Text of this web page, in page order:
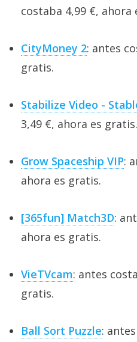
costaba 4,99 €, ahora
CityMoney 2: antes
gratis.
Stabilize Video -
3,49 €, ahora es gratis.
Grow Spaceship VIP:
ahora es gratis.
[365fun] Match3D:
ahora es gratis.
VieTVcam: antes
gratis.
Ball Sort Puzzle: